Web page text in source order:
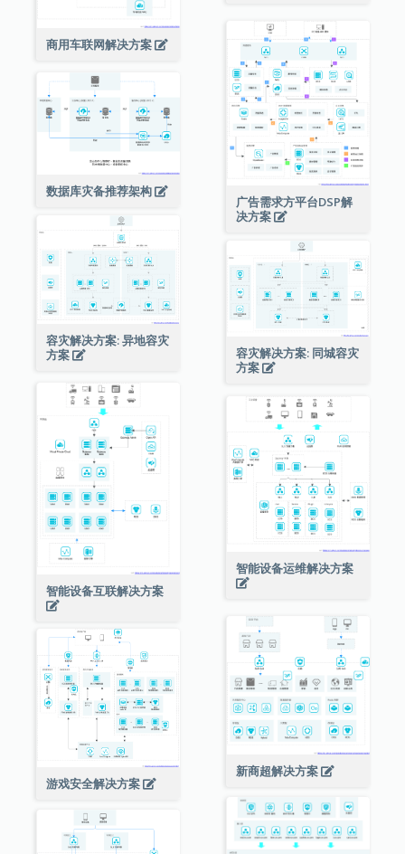
商用车联网解决方案
广告需求方平台DSP解
决方案
数据库灾备推荐架构
容灾解决方案: 异地容灾
方案
容灾解决方案: 同城容灾
方案
智能设备互联解决方案
智能设备运维解决方案
新商超解决方案
游戏安全解决方案